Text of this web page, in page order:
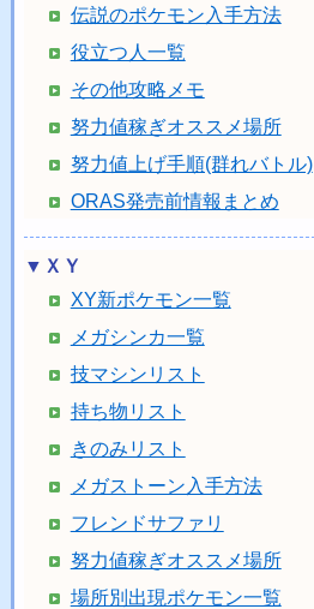
伝説のポケモン入手方法
役立つ人一覧
その他攻略メモ
努力値稼ぎオススメ場所
努力値上げ手順(群れバトル)
ORAS発売前情報まとめ
▼ＸＹ
XY新ポケモン一覧
メガシンカ一覧
技マシンリスト
持ち物リスト
きのみリスト
メガストーン入手方法
フレンドサファリ
努力値稼ぎオススメ場所
場所別出現ポケモン一覧